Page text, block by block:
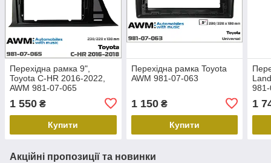
Перехідна рамка 9",
Toyota C-HR 2016-2022,
AWM 981-07-065
1 550 ₴
Купити
Перехідна рамка Toyota
AWM 981-07-063
1 150₴
Купити
1
Акційні пропозиції та новинки